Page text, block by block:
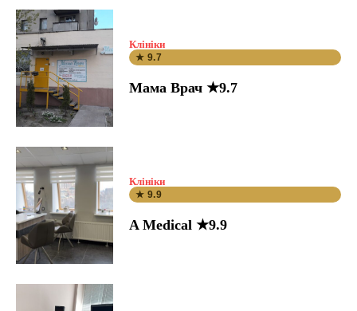
Клініки
★ 9.7
Мама Врач ★9.7
Клініки
★ 9.9
A Medical ★9.9